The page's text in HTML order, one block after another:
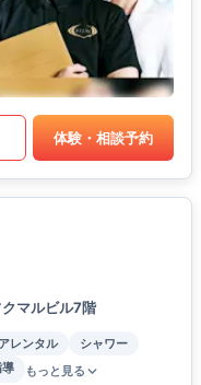
体験・相談予約
マルビル7階
レンタル
シャワー
もっと見る